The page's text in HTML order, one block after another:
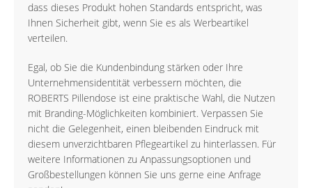
dass dieses Produkt hohen Standards entspricht, was
Ihnen Sicherheit gibt, wenn Sie es als Werbeartikel
verteilen.
Egal, ob Sie die Kundenbindung stärken oder Ihre
Unternehmensidentität verbessern möchten, die
ROBERTS Pillendose ist eine praktische Wahl, die Nutzen
mit Branding-Möglichkeiten kombiniert. Verpassen Sie
nicht die Gelegenheit, einen bleibenden Eindruck mit
diesem unverzichtbaren Pflegeartikel zu hinterlassen. Für
weitere Informationen zu Anpassungsoptionen und
Großbestellungen können Sie uns gerne eine Anfrage